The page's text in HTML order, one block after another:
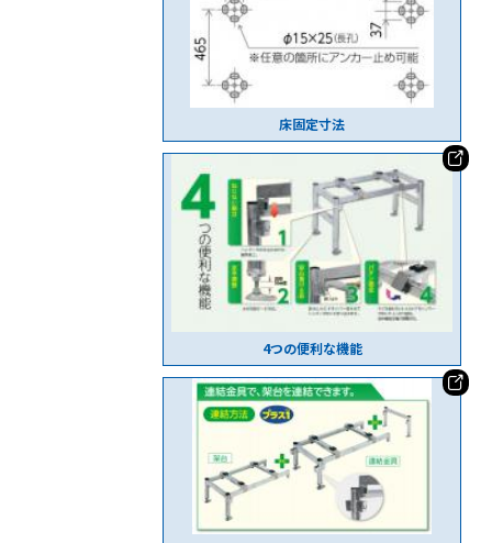
床固定寸法
4つの便利な機能